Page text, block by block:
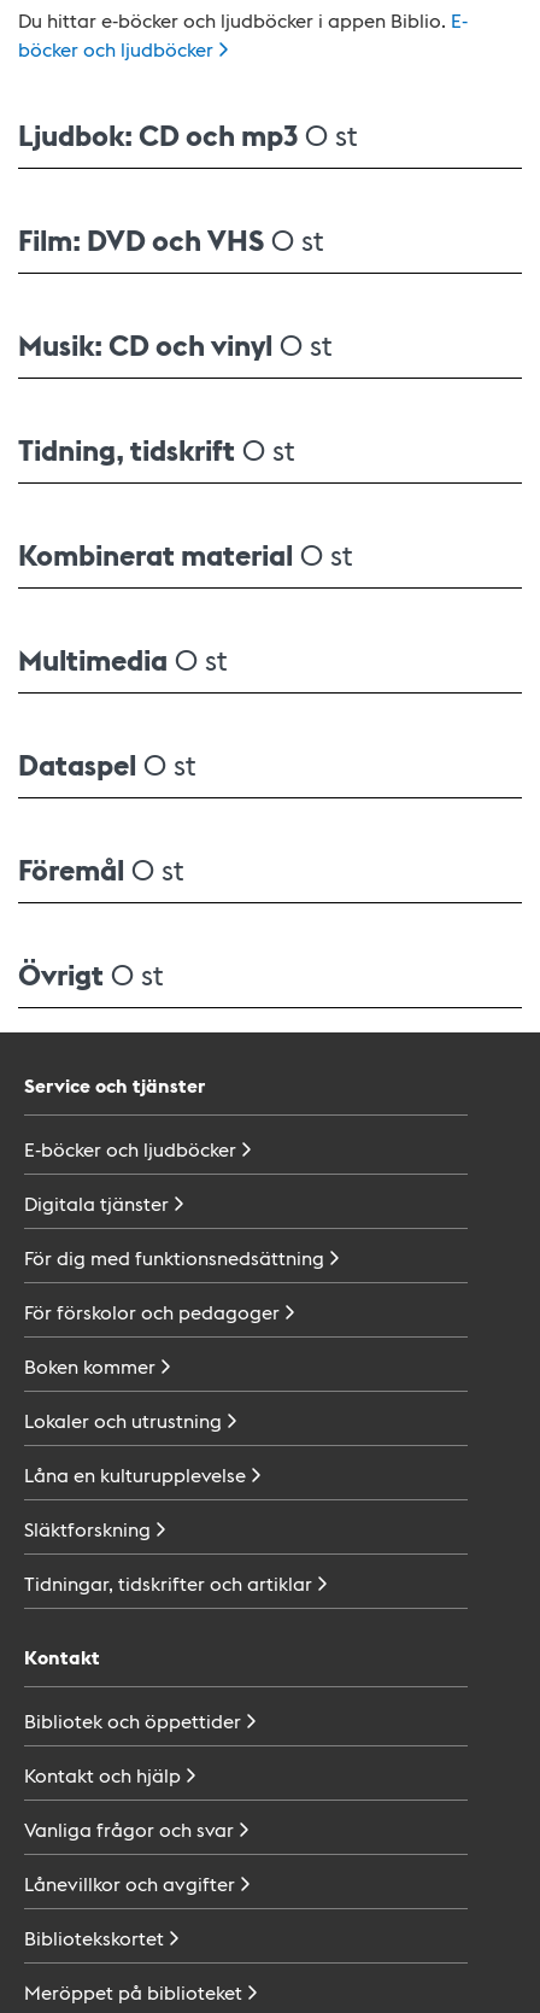
Du hittar e-böcker och ljudböcker i appen Biblio. E-
böcker och ljudböcker
Ljudbok: CD och mp30 st
Film: DVD och VHS0 st
Musik: CD och vinyl 0 st
Tidning, tidskrift 0 st
Kombinerat material 0 st
Multimedia 0 st
Dataspel 0 st
Föremål 0 st
Övrigt 0 st
Service och tjänster
E-böcker och ljudböcker
Digitala tjänster
För dig med funktionsnedsättning
För förskolor och pedagoger
Boken kommer
Lokaler och utrustning
Låna en kulturupplevelse
Släktforskning
Tidningar, tidskrifter ochartiklar
Kontakt
Bibliotek ochöppettider
Kontakt och hjälp
Vanliga frågor ochsvar
Lånevillkor ochavgifter
Bibliotekskortet
Meröppet på biblioteket